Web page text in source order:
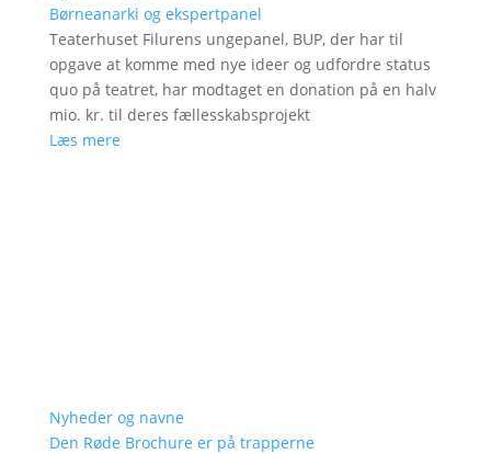
Børneanarki og ekspertpanel
Teaterhuset Filurens ungepanel, BUP, der har til
opgave at komme med nye ideer og udfordre status
quo på teatret, har modtaget en donation på en halv
mio. kr. til deres fællesskabsprojekt
Læs mere
Nyheder og navne
Den Røde Brochure er på trapperne